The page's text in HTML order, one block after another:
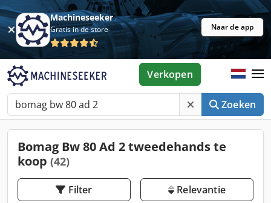
Machineseeker
Gratis in de store Naar de app
Zoeken
Verkopen
Bomag Bw 80 Ad 2 tweedehands te
koop (42)
Filter Relevantie